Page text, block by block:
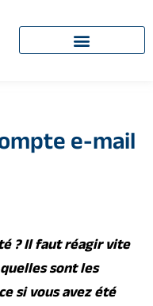
e-mail
? Il faut réagir vite
sont les
si vous avez été